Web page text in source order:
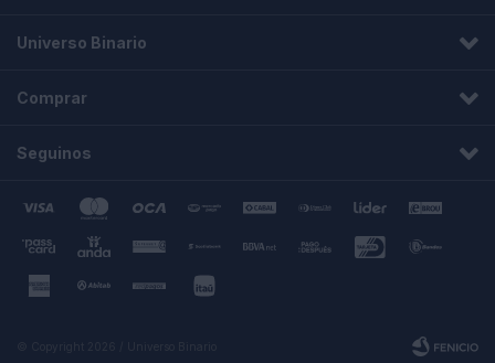
Universo Binario
Comprar
Seguinos